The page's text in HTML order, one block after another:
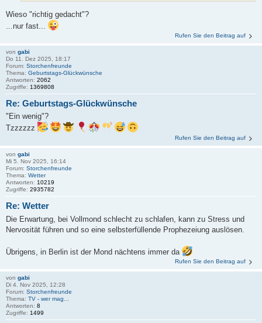
Wieso "richtig gedacht"?
...nur fast...
Rufen Sie den Beitrag auf
von gabi
Do 11. Dez 2025, 18:17
Forum: Storchenfreunde
Thema: Geburtstags-Glückwünsche
Antworten: 2062
Zugriffe: 1369808
Re: Geburtstags-Glückwünsche
"Ein wenig"?
Tzzzzzz
Rufen Sie den Beitrag auf
von gabi
Mi 5. Nov 2025, 16:14
Forum: Storchenfreunde
Thema: Wetter
Antworten: 10219
Zugriffe: 2935782
Re: Wetter
Die Erwartung, bei Vollmond schlecht zu schlafen, kann zu Stress und
Nervosität führen und so eine selbsterfüllende Prophezeiung auslösen.
Übrigens, in Berlin ist der Mond nächtens immer da
Rufen Sie den Beitrag auf
von gabi
Di 4. Nov 2025, 12:28
Forum: Storchenfreunde
Thema: TV - wer mag...
Antworten: 8
Zugriffe: 1499